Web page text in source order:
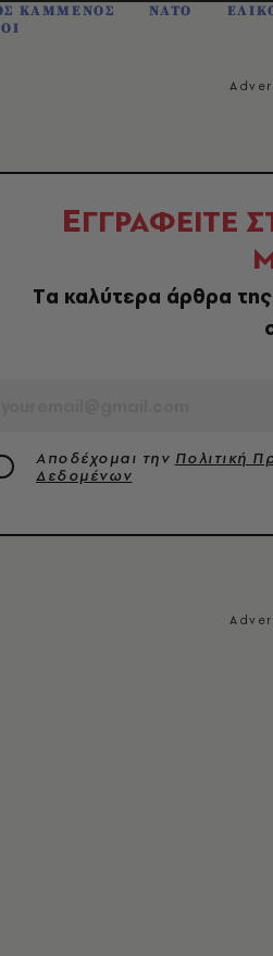
ΚΑΜΜΕΝΟΣ ΝΑΤΟ
ΕΓΓΡΑΦΕΙΤΕ
Tα καλύτερα άρθρα
Αποδέχομαι την Πολιτική
Δεδομένων